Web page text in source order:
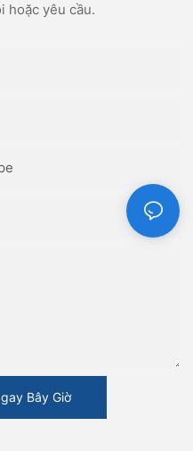
hoặc yêu cầu.
Bây Giờ